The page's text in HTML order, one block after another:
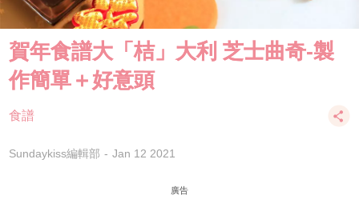
賀年食譜大「桔」大利 芝士曲奇-製
作簡單＋好意頭
食譜
Sundaykiss編輯部 Jan 12 2021
廣告